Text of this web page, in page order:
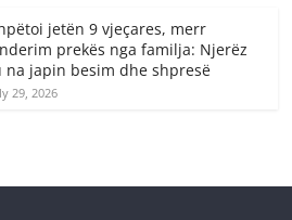
jetën 9 vjeçares, merr
prekës nga familja: Njerëz
na japin besim dhe shpresë
29, 2026